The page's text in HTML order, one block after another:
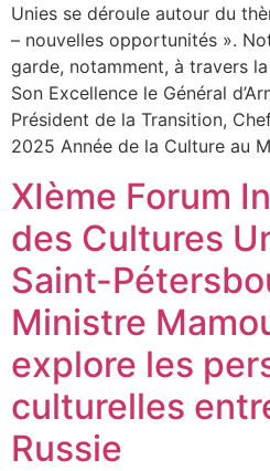
Unies se déroule autour du
– nouvelles opportunités ».
garde, notamment, à travers
Son Excellence le Général
Président de la Transition,
2025 Année de la Culture au
XIème Forum
des Cultures
Saint-
Ministre
explore les
culturelles
Russie